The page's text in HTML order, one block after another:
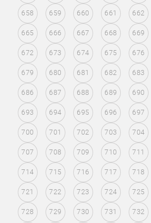
658 659 660 661 662
665 666 667 668 669
672 673 674 675 676
679 680 681 682 683
686 687 688 689 690
693 694 695 696 697
700 701 702 703 704
707 708 709 710 711
714 715 716 717 718
721 722 723 724 725
728 729 730 731 732